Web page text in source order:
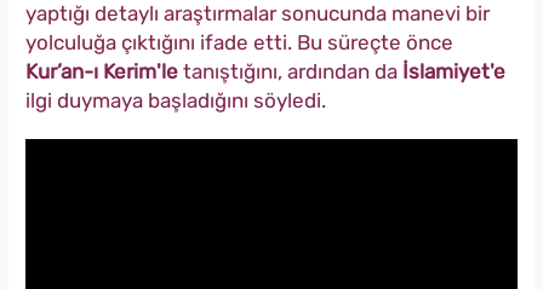
yaptığı detaylı araştırmalar sonucunda manevi bir
yolculuğa çıktığını ifade etti. Bu süreçte önce
Kur’an-ı Kerim'le tanıştığını, ardından da İslamiyet'e
ilgi duymaya başladığını söyledi.